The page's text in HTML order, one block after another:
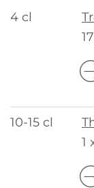
4 cl
10-15 cl
1